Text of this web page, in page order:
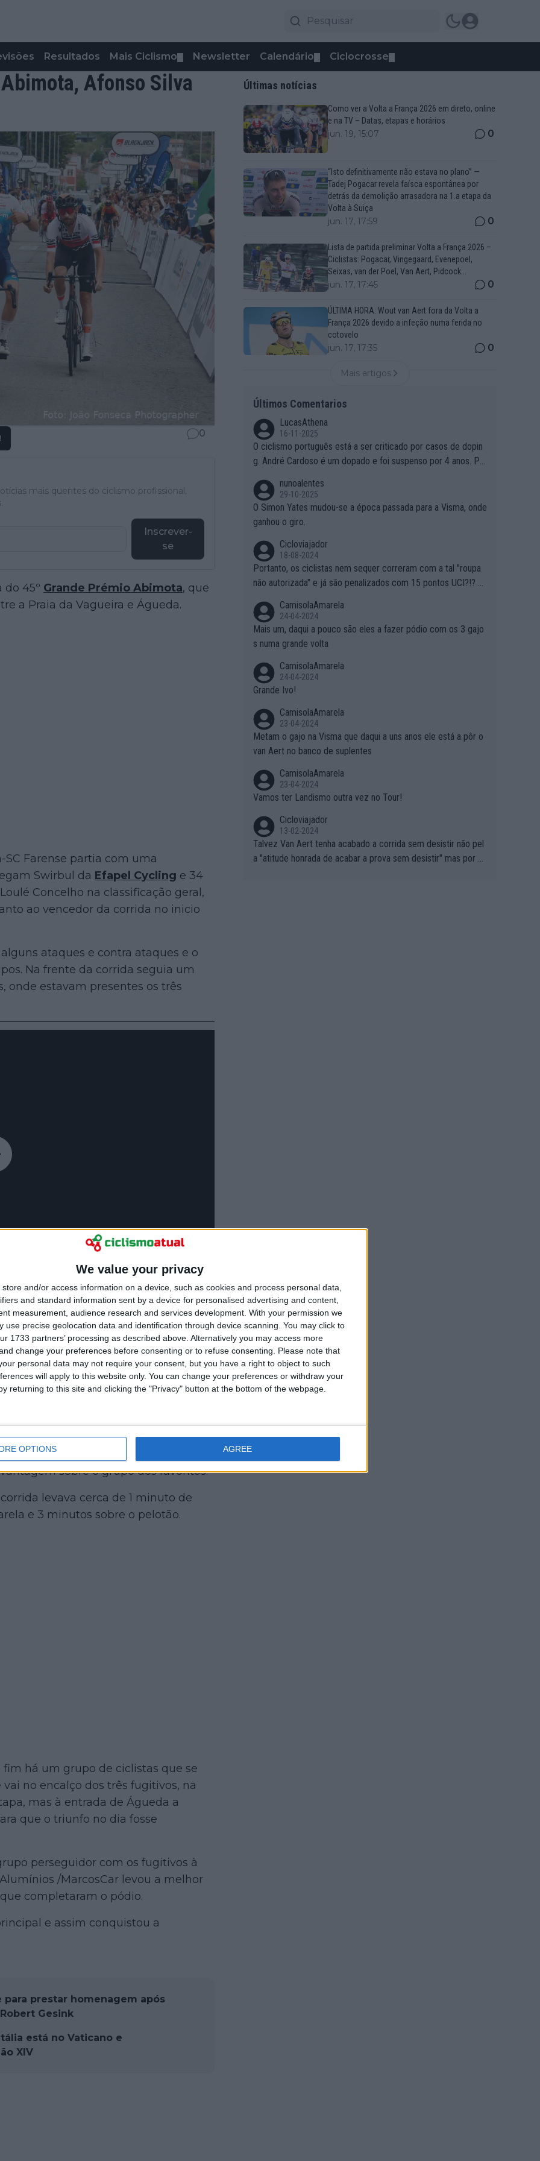
We value your privacy
store and/or access information on a device, such as cookies and process personal data,
and standard information sent by a device for personalised advertising and content,
measurement, audience research and services development. With your permission we
use precise geolocation data and identification through device scanning. You may click to
1733 partners’ processing as described above. Alternatively you may access more
change your preferences before consenting or to refuse consenting.
Please note that
personal data may not require your consent, but you have a right to object to such
will apply to this website only. You can change your preferences or withdraw your
returning to this site and clicking the "Privacy" button at the bottom of the webpage.
OPTIONS AGREE
Resultados Mais Ciclismo Newsletter Calendário Ciclocrosse
Afonso Silva
0
mais quentes do ciclismo profissional,
Inscrever-
se
do 45º Grande Prémio Abimota, que
a Praia da Vagueira e Águeda.
SC Farense partia com uma
Swirbul da Efapel Cycling e 34
Concelho na classificação geral,
ao vencedor da corrida no inicio
ataques e contra ataques e o
Na frente da corrida seguia um
onde estavam presentes os três
não baixava e o grupo dos
a vantagem para 3:40m sobre o
no grupo principal.
Silva da Efapel, João Medeiros
Dominguez da Aviludo atacaram a
sobre o grupo dos favoritos.
levava cerca de 1 minuto de
e 3 minutos sobre o pelotão.
há um grupo de ciclistas que se
no encalço dos três fugitivos, na
mas à entrada de Águeda a
que o triunfo no dia fosse
perseguidor com os fugitivos à
/MarcosCar levou a melhor
completaram o pódio.
e assim conquistou a
prestar homenagem após
Gesink
está no Vaticano e
XIV
Últimas notícias
Como ver a Volta a França 2026 em direto, online
e na TV – Datas, etapas e horários
jun. 19, 15:07 0
“Isto definitivamente não estava no plano” —
Tadej Pogacar revela faísca espontânea por
detrás da demolição arrasadora na 1.a etapa da
Volta à Suiça
jun. 17, 17:59 0
Lista de partida preliminar Volta a França 2026 –
Ciclistas: Pogacar, Vingegaard, Evenepoel,
Seixas, van der Poel, Van Aert, Pidcock...
jun. 17, 17:45 0
ÚLTIMA HORA: Wout van Aert fora da Volta a
França 2026 devido a infeção numa ferida no
cotovelo
jun. 17, 17:35 0
Mais artigos
Últimos Comentarios
LucasAthena
16-11-2025
O ciclismo português está a ser criticado por casos de dopin
g. André Cardoso é um dopado e foi suspenso por 4 anos. Po
pado?
nunoalentes
29-10-2025
O Simon Yates mudou-se a época passada para a Visma, onde
ganhou o giro.
Cicloviajador
18-08-2024
Portanto, os ciclistas nem sequer correram com a tal "roupa
não autorizada" e já são penalizados com 15 pontos UCI?!? S
entende... Mas penalizar os atletas retirando-lhes pontos??? Is
to é roubar na secretaria o que os atletas conquistam na estra
da!
CamisolaAmarela
24-04-2024
Mais um, daqui a pouco são eles a fazer pódio com os 3 gajo
s numa grande volta
CamisolaAmarela
24-04-2024
Grande Ivo!
CamisolaAmarela
23-04-2024
Metam o gajo na Visma que daqui a uns anos ele está a pôr o
van Aert no banco de suplentes
CamisolaAmarela
23-04-2024
Vamos ter Landismo outra vez no Tour!
Cicloviajador
13-02-2024
Talvez Van Aert tenha acabado a corrida sem desistir não pel
a "atitude honrada de acabar a prova sem desistir" mas por ou